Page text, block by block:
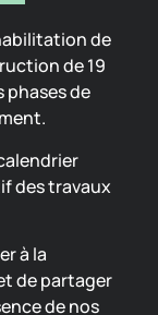
de
de 19
phases de
des travaux
à la
de partager
de nos